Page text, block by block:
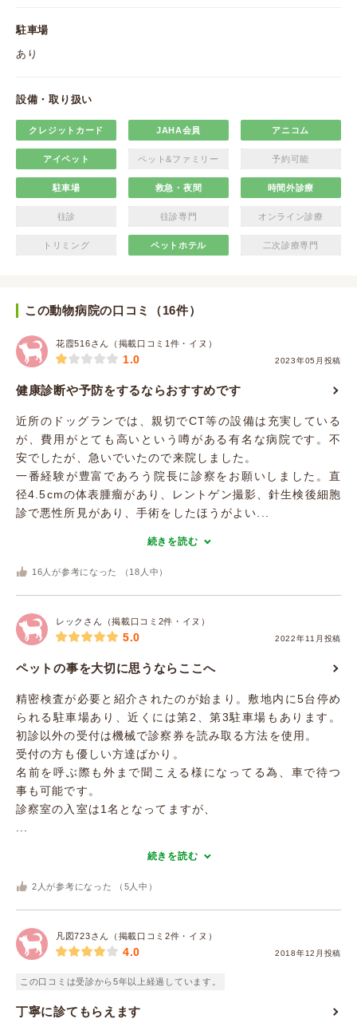
駐車場
あり
設備・取り扱い
クレジットカード JAHA会員 アニコム
アイペット ペット&ファミリー 予約可能
駐車場 救急・夜間 時間外診療
往診 往診専門 オンライン診療
トリミング ペットホテル 二次診療専門
この動物病院の口コミ（16件）
花霞516さん（掲載口コミ1件・イヌ）
2023年05月投稿
1.0
健康診断や予防をするならおすすめです
近所のドッグランでは、親切でCT等の設備は充実している
が、費用がとても高いという噂がある有名な病院です。不
安でしたが、急いでいたので来院しました。
一番経験が豊富であろう院長に診察をお願いしました。直
径4.5cmの体表腫瘤があり、レントゲン撮影、針生検後細胞
診で悪性所見があり、手術をしたほうがよい...
続きを読む
16 人が参考になった （ 18 人中）
レックさん（掲載口コミ2件・イヌ）
2022年11月投稿
5.0
ペットの事を大切に思うならここへ
精密検査が必要と紹介されたのが始まり。敷地内に5台停め
られる駐車場あり、近くには第2、第3駐車場もあります。
初診以外の受付は機械で診察券を読み取る方法を使用。
受付の方も優しい方達ばかり。
名前を呼ぶ際も外まで聞こえる様になってる為、車で待つ
事も可能です。
診察室の入室は1名となってますが、
続きを読む
2 人が参考になった （ 5 人中）
凡図723さん（掲載口コミ2件・イヌ）
2018年12月投稿
4.0
この口コミは受診から5年以上経過しています。
丁寧に診てもらえます